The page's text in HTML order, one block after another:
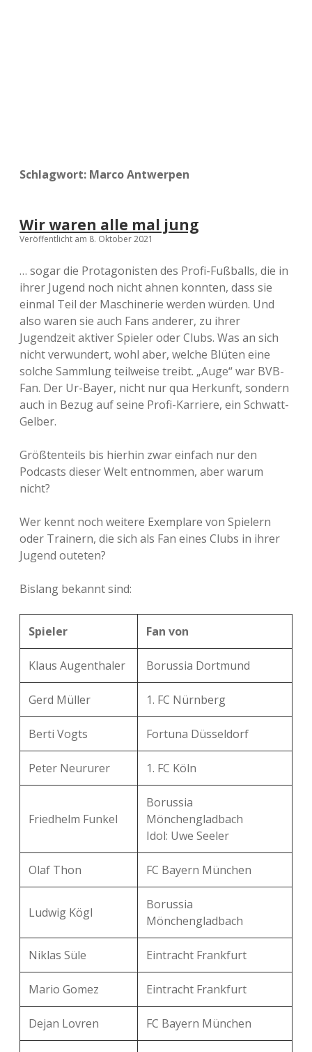
Schlagwort: Marco Antwerpen
Wir waren alle mal jung
Veröffentlicht am 8. Oktober 2021
… sogar die Protagonisten des Profi-Fußballs, die in
ihrer Jugend noch nicht ahnen konnten, dass sie
einmal Teil der Maschinerie werden würden. Und
also waren sie auch Fans anderer, zu ihrer
Jugendzeit aktiver Spieler oder Clubs. Was an sich
nicht verwundert, wohl aber, welche Blüten eine
solche Sammlung teilweise treibt. „Auge“ war BVB-
Fan. Der Ur-Bayer, nicht nur qua Herkunft, sondern
auch in Bezug auf seine Profi-Karriere, ein Schwatt-
Gelber.
Größtenteils bis hierhin zwar einfach nur den
Podcasts dieser Welt entnommen, aber warum
nicht?
Wer kennt noch weitere Exemplare von Spielern
oder Trainern, die sich als Fan eines Clubs in ihrer
Jugend outeten?
Bislang bekannt sind:
Spieler Fan von
Klaus Augenthaler Borussia Dortmund
Gerd Müller 1. FC Nürnberg
Berti Vogts Fortuna Düsseldorf
Peter Neururer 1. FC Köln
Friedhelm Funkel
Borussia
Mönchengladbach
Idol: Uwe Seeler
Olaf Thon FC Bayern München
Ludwig Kögl
Borussia
Mönchengladbach
Niklas Süle Eintracht Frankfurt
Mario Gomez Eintracht Frankfurt
Dejan Lovren FC Bayern München